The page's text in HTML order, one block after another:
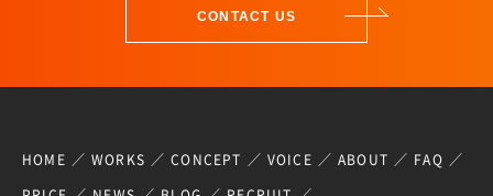
CONTACT US
HOME WORKS CONCEPT VOICE ABOUT FAQ